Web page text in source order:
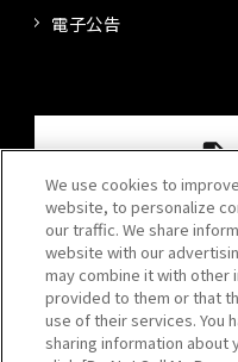
電子公告
We use cookies to
website, to personalize
our traffic. We share
website with our
may combine it with other
provided to them or that
use of their services. You
sharing information about